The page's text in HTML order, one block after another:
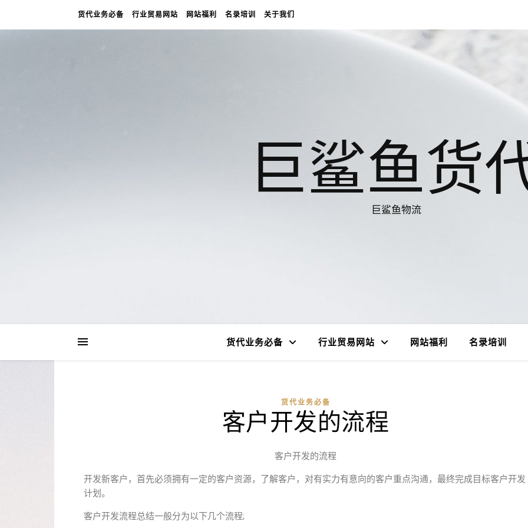
货代业务必备 行业贸易网站 网站福利 名录培训 关于我们
巨鲨鱼货
巨鲨鱼物流
货代业务必备 行业贸易网站 网站福利 名录培训
货代业务必备
客户开发的流程
客户开发的流程
开发新客户，首先必须拥有一定的客户资源，了解客户，对有实力有意向的客户重点沟通，最终完成目标客户开发
计划。
客户开发流程总结一般分为以下几个流程;